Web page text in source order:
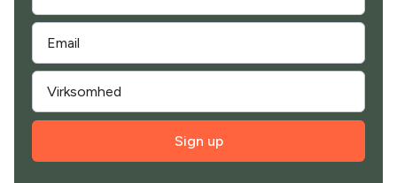
Sign up